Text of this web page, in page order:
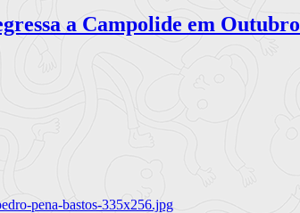
a Campolide em Outubro
pena-bastos-335x256.jpg